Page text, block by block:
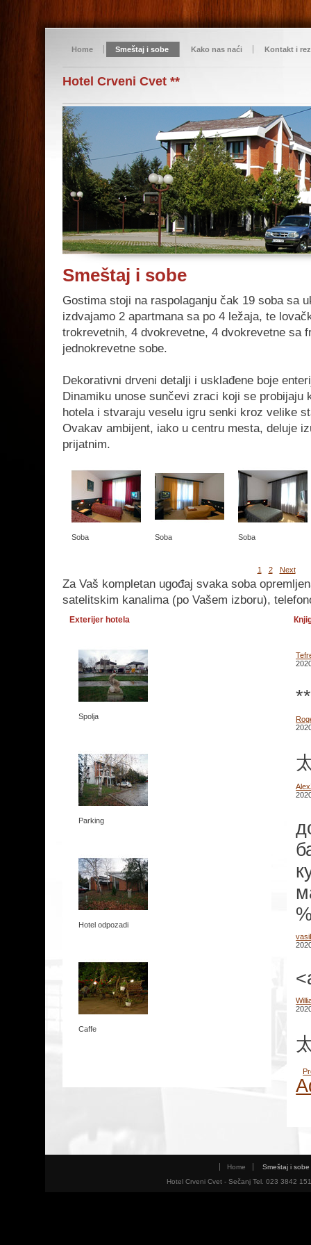
Home Smeštaj i sobe Kako nas naći Kontakt i
Hotel Crveni Cvet **
Smeštaj i sobe
Gostima stoji na raspolaganju čak 19 soba sa
izdvajamo 2 apartmana sa po 4 ležaja, te
trokrevetnih, 4 dvokrevetne, 4 dvokrevetne sa
jednokrevetne sobe.
Dekorativni drveni detalji i usklađene boje
Dinamiku unose sunčevi zraci koji se probijaju
hotela i stvaraju veselu igru senki kroz velike
Ovakav ambijent, iako u centru mesta, deluje
prijatnim.
Soba Soba Soba
1 2 Next
Za Vaš kompletan ugođaj svaka soba
satelitskim kanalima (po Vašem izboru),
Exterijer hotela
Spolja
Parking
Hotel odpozadi
Caffe
Home
Smeštaj i sobe
Hotel Crveni Cvet - Sečanj Tel. 023 3842